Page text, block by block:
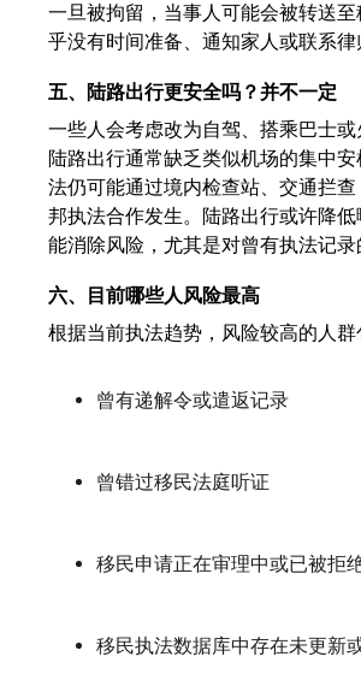
一旦被拘留，当事人可能会被转送
乎没有时间准备、通知家人或联系律
五、陆路出行更安全吗？并不一定
一些人会考虑改为自驾、搭乘巴士
陆路出行通常缺乏类似机场的集中
法仍可能通过境内检查站、交通拦
邦执法合作发生。陆路出行或许降
能消除风险，尤其是对曾有执法记录
六、目前哪些人风险最高
根据当前执法趋势，风险较高的人群
曾有递解令或遣返记录
曾错过移民法庭听证
移民申请正在审理中或已被拒
移民执法数据库中存在未更新